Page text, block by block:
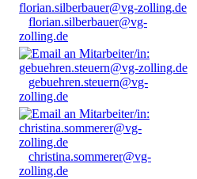
florian.silberbauer@vg-
zolling.de
gebuehren.steuern@vg-
zolling.de
christina.sommerer@vg-
zolling.de